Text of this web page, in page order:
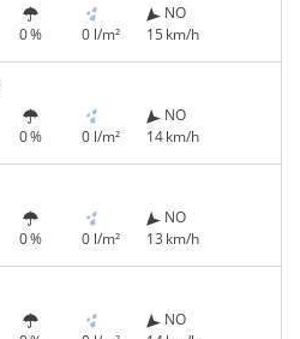
0 % 0 l/m²
NO
15 km/h
0 % 0 l/m²
NO
14 km/h
0 % 0 l/m²
NO
13 km/h
NO